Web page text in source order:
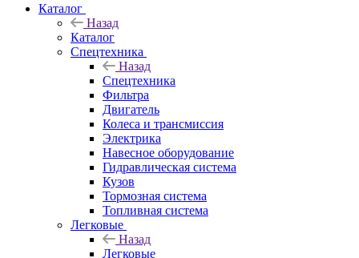
Каталог
Назад
Каталог
Спецтехника
Назад
Спецтехника
Фильтра
Двигатель
Колеса и трансмиссия
Электрика
Навесное оборудование
Гидравлическая система
Кузов
Тормозная система
Топливная система
Легковые
Назад
Легковые